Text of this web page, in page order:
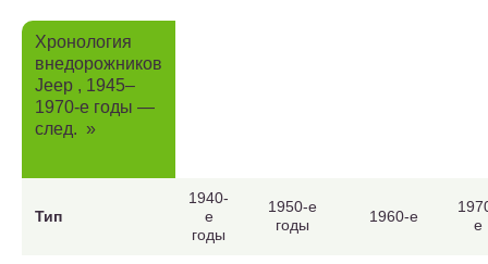
Хронология
внедорожников
Jeep , 1945–
1970-е годы —
след. »
Тип
1940-
е
годы
1950-е
годы
1960-е
е